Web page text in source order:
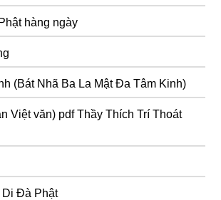
hàng ngày
(Bát Nhã Ba La Mật Đa Tâm Kinh)
Việt văn) pdf Thầy Thích Trí Thoát
Di Đà Phật